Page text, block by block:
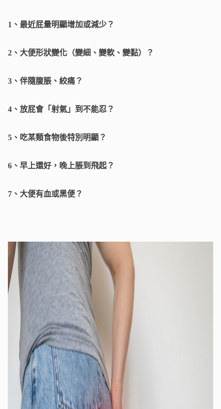
1、最近屁量明顯增加或減少？
2、大便形狀變化（變細、變軟、變黏）？
3、伴隨腹脹、絞痛？
4、放屁會「射氣」到不能忍？
5、吃某類食物後特別明顯？
6、早上還好，晚上脹到飛起？
7、大便有血或黑便？